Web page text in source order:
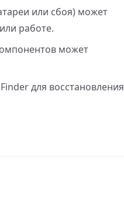
или сбоя) может
работе.
может
для восстановления